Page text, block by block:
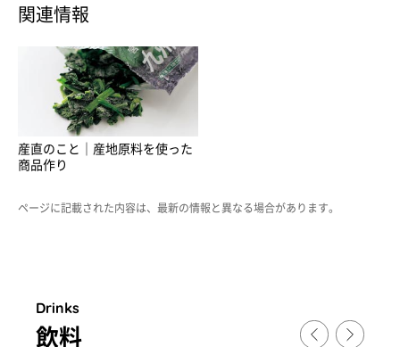
関連情報
産直のこと｜産地原料を使った
商品作り
ページに記載された内容は、最新の情報と異なる場合があります。
Drinks
飲料